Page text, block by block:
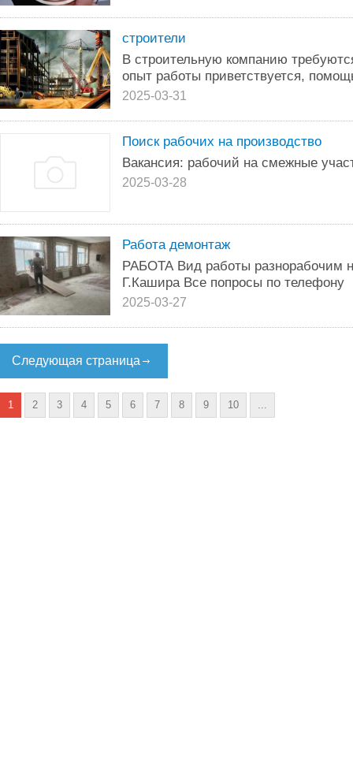
строители
В строительную компанию
опыт работы приветствуется,
2025-03-31
Поиск рабочих на производство
Вакансия: рабочий на смежные
2025-03-28
Работа демонтаж
РАБОТА Вид работы разнорабочим
Г.Кашира Все попросы по телефону
2025-03-27
Следующая страница
1 2 3 4 5 6 7 8 9 10 ...